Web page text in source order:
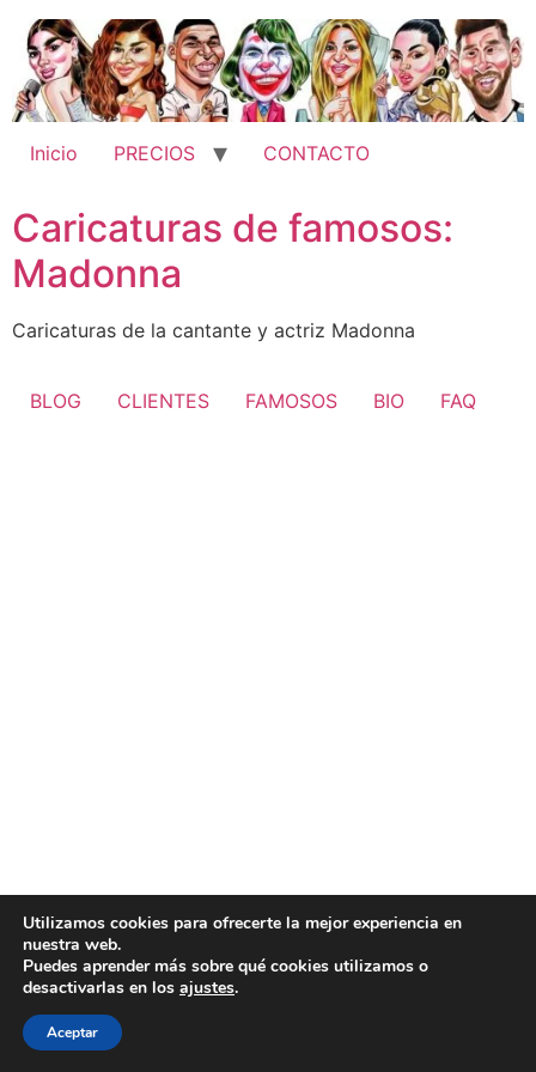
contenido
Inicio PRECIOS CONTACTO
Caricaturas de famosos:
Madonna
Caricaturas de la cantante y actriz Madonna
BLOG CLIENTES FAMOSOS BIO FAQ
Utilizamos cookies para ofrecerte la mejor experiencia en
nuestra web.
Puedes aprender más sobre qué cookies utilizamos o
desactivarlas en los ajustes.
Aceptar